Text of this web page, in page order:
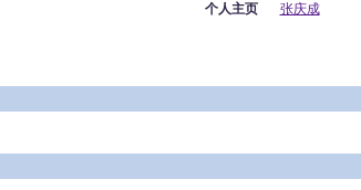
个人主页 张庆成